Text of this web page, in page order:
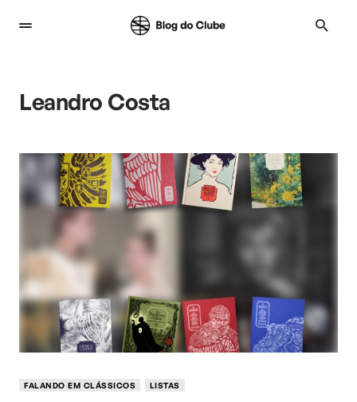
Leandro Costa
FALANDO EM CLÁSSICOS LISTAS